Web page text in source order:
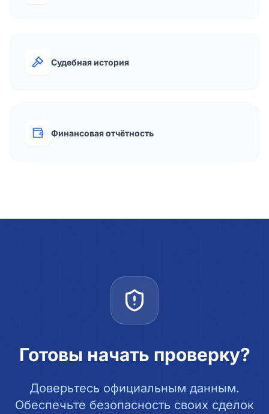
Судебная история
Финансовая отчётность
Готовы начать проверку?
Доверьтесь официальным данным.
Обеспечьте безопасность своих сделок